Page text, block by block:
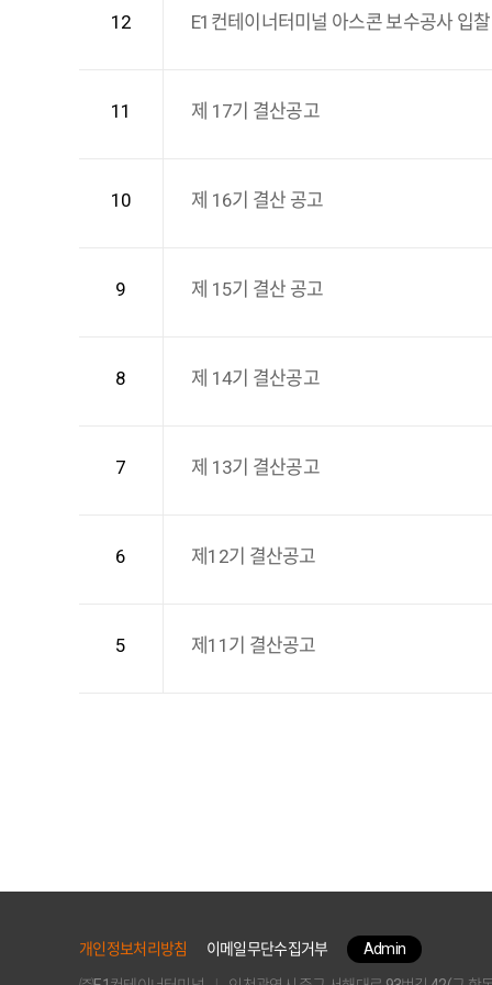
12 E1컨테이너터미널 아스콘 보수공사 입
11 제 17기 결산공고
10 제 16기 결산 공고
9 제 15기 결산 공고
8 제 14기 결산공고
7 제 13기 결산공고
6 제12기 결산공고
5 제11기 결산공고
개인정보처리방침 이메일무단수집거부 Admin